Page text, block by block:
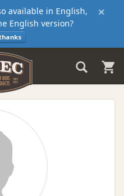
×
available in English,
English version?